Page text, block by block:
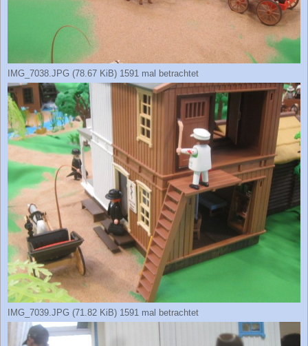
IMG_7038.JPG (78.67 KiB) 1591 mal betrachtet
IMG_7039.JPG (71.82 KiB) 1591 mal betrachtet